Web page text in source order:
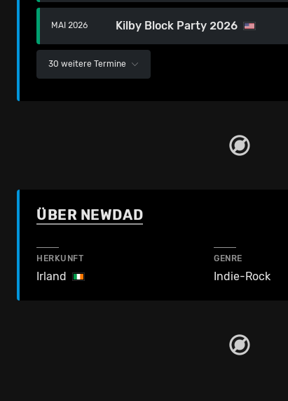
MAI 2026 Kilby Block Party 2026
30 weitere Termine
ÜBER NEWDAD
HERKUNFT
Irland
GENRE
Indie-Rock